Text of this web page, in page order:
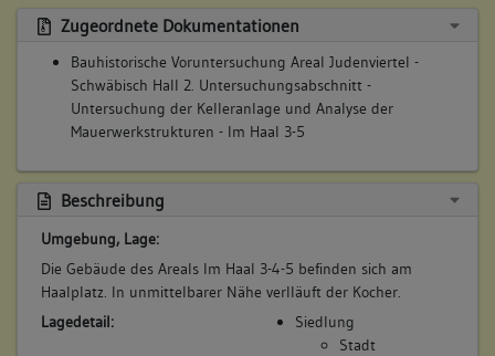
Zugeordnete Dokumentationen
Bauhistorische Voruntersuchung Areal Judenviertel -
Schwäbisch Hall 2. Untersuchungsabschnitt -
Untersuchung der Kelleranlage und Analyse der
Mauerwerkstrukturen - Im Haal 3-5
Beschreibung
Umgebung, Lage:
Die Gebäude des Areals Im Haal 3-4-5 befinden sich am
Haalplatz. In unmittelbarer Nähe verlläuft der Kocher.
Lagedetail:
Siedlung
Stadt